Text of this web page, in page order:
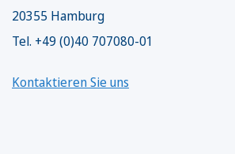
20355 Hamburg
Tel. +49 (0)40 707080-01
Kontaktieren Sie uns